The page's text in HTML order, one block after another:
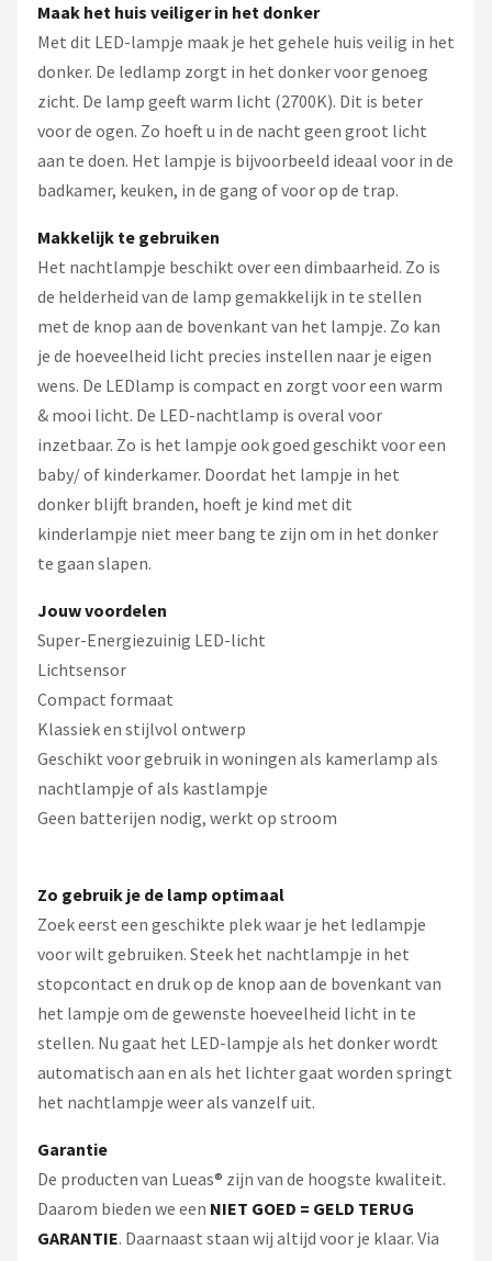
Maak het huis veiliger in het donker
Met dit LED-lampje maak je het gehele huis veilig in het
donker. De ledlamp zorgt in het donker voor genoeg
zicht. De lamp geeft warm licht (2700K). Dit is beter
voor de ogen. Zo hoeft u in de nacht geen groot licht
aan te doen. Het lampje is bijvoorbeeld ideaal voor in de
badkamer, keuken, in de gang of voor op de trap.
Makkelijk te gebruiken
Het nachtlampje beschikt over een dimbaarheid. Zo is
de helderheid van de lamp gemakkelijk in te stellen
met de knop aan de bovenkant van het lampje. Zo kan
je de hoeveelheid licht precies instellen naar je eigen
wens. De LEDlamp is compact en zorgt voor een warm
& mooi licht. De LED-nachtlamp is overal voor
inzetbaar. Zo is het lampje ook goed geschikt voor een
baby/ of kinderkamer. Doordat het lampje in het
donker blijft branden, hoeft je kind met dit
kinderlampje niet meer bang te zijn om in het donker
te gaan slapen.
Jouw voordelen
Super-Energiezuinig LED-licht
Lichtsensor
Compact formaat
Klassiek en stijlvol ontwerp
Geschikt voor gebruik in woningen als kamerlamp als
nachtlampje of als kastlampje
Geen batterijen nodig, werkt op stroom
Zo gebruik je de lamp optimaal
Zoek eerst een geschikte plek waar je het ledlampje
voor wilt gebruiken. Steek het nachtlampje in het
stopcontact en druk op de knop aan de bovenkant van
het lampje om de gewenste hoeveelheid licht in te
stellen. Nu gaat het LED-lampje als het donker wordt
automatisch aan en als het lichter gaat worden springt
het nachtlampje weer als vanzelf uit.
Garantie
De producten van Lueas® zijn van de hoogste kwaliteit.
Daarom bieden we een NIET GOED = GELD TERUG
GARANTIE. Daarnaast staan wij altijd voor je klaar. Via